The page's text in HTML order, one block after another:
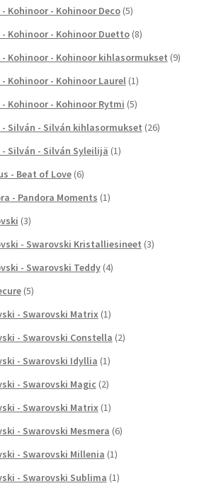
Kohinoor - Kohinoor Deco (5)
Kohinoor - Kohinoor Duetto (8)
Kohinoor - Kohinoor kihlasormukset (9)
Kohinoor - Kohinoor Laurel (1)
Kohinoor - Kohinoor Rytmi (5)
Silván - Silván kihlasormukset (26)
Silván - Silván Syleilijä (1)
- Beat of Love (6)
- Pandora Moments (1)
(3)
- Swarovski Kristalliesineet (3)
- Swarovski Teddy (4)
(5)
- Swarovski Matrix (1)
- Swarovski Constella (2)
- Swarovski Idyllia (1)
- Swarovski Magic (2)
- Swarovski Matrix (1)
- Swarovski Mesmera (6)
- Swarovski Millenia (1)
- Swarovski Sublima (1)